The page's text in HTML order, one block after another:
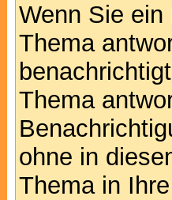
Wenn Sie
Thema
Thema
ohne in
Thema in